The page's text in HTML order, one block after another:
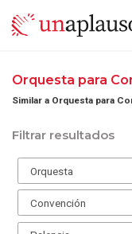
Orquesta para
Similar a Orquesta para
Filtrar resultados